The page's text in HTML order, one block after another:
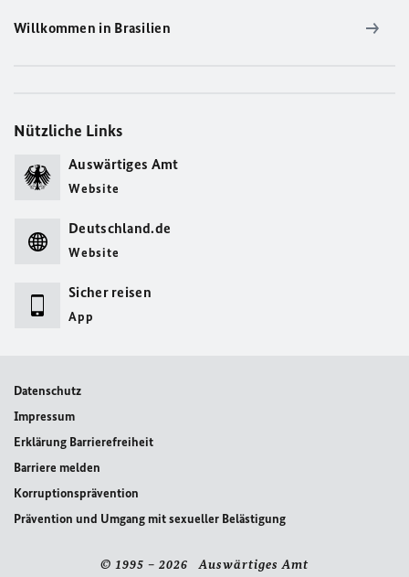
Willkommen in Brasilien
Nützliche Links
Auswärtiges Amt
Website
Deutschland.de
Website
Sicher reisen
App
Datenschutz
Impressum
Erklärung Barrierefreiheit
Barriere melden
Korruptionsprävention
Prävention und Umgang mit sexueller Belästigung
© 1995 – 2026 Auswärtiges Amt